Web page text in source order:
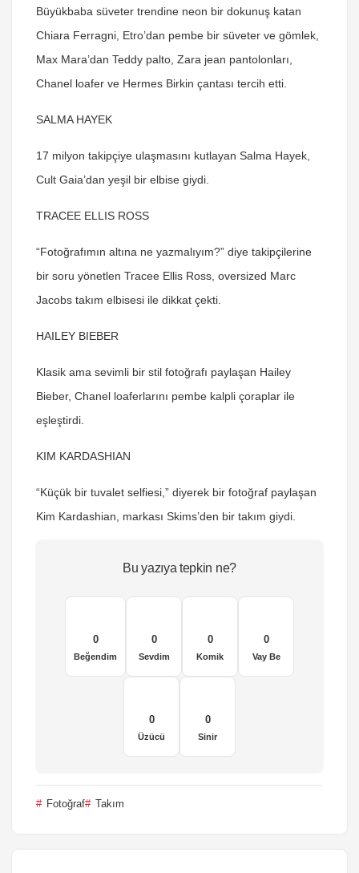
Büyükbaba süveter trendine neon bir dokunuş katan
Chiara Ferragni, Etro’dan pembe bir süveter ve gömlek,
Max Mara’dan Teddy palto, Zara jean pantolonları,
Chanel loafer ve Hermes Birkin çantası tercih etti.
SALMA HAYEK
17 milyon takipçiye ulaşmasını kutlayan Salma Hayek,
Cult Gaia’dan yeşil bir elbise giydi.
TRACEE ELLIS ROSS
“Fotoğrafımın altına ne yazmalıyım?” diye takipçilerine
bir soru yönetlen Tracee Ellis Ross, oversized Marc
Jacobs takım elbisesi ile dikkat çekti.
HAILEY BIEBER
Klasik ama sevimli bir stil fotoğrafı paylaşan Hailey
Bieber, Chanel loaferlarını pembe kalpli çoraplar ile
eşleştirdi.
KIM KARDASHIAN
“Küçük bir tuvalet selfiesi,” diyerek bir fotoğraf paylaşan
Kim Kardashian, markası Skims’den bir takım giydi.
Bu yazıya tepkin ne?
0
Beğendim
0
Sevdim
0
Komik
0
Vay Be
0
Üzücü
0
Sinir
Fotoğraf Takım